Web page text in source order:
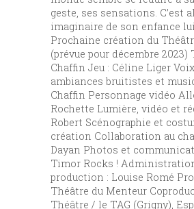
geste, ses sensations. C’est
imaginaire de son enfance
Prochaine création du
(prévue pour décembre
Chaffin Jeu : Céline Liger
ambiances bruitistes et
Chaffin Personnage vidéo
Rochette Lumière, vidéo et
Robert Scénographie et
création Collaboration au
Dayan Photos et
Timor Rocks !
production : Louise Romé
Théâtre du Menteur
Théâtre / le TAG (Grigny),